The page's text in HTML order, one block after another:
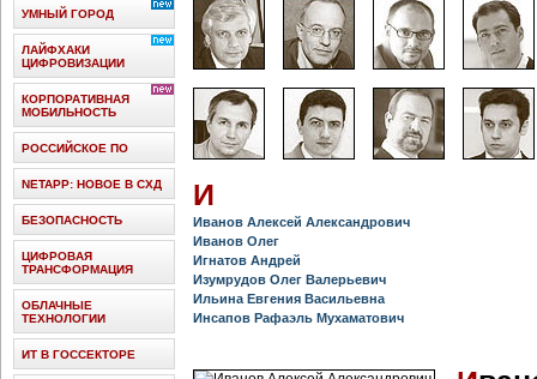
И
Иванов Алексей Александрович
Иванов Олег
Игнатов Андрей
Изумрудов Олег Валерьевич
Ильина Евгения Васильевна
Инсапов Рафаэль Мухаматович
УМНЫЙ ГОРОД
ЛАЙФХАКИ
ЦИФРОВИЗАЦИИ
КОРПОРАТИВНАЯ
МОБИЛЬНОСТЬ
РОССИЙСКОЕ ПО
NETAPP: НОВОЕ В СХД
БЕЗОПАСНОСТЬ
ЦИФРОВАЯ
ТРАНСФОРМАЦИЯ
ОБЛАЧНЫЕ
ТЕХНОЛОГИИ
ИТ В ГОССЕКТОРЕ